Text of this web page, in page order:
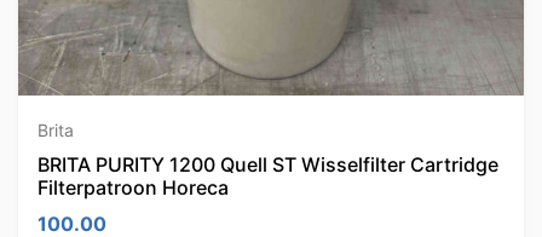
Brita
BRITA PURITY 1200 Quell ST Wisselfilter Cartridge
Filterpatroon Horeca
100.00